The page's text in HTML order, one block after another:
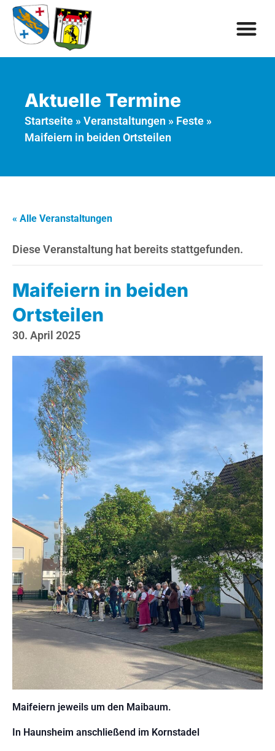
Aktuelle Termine
Startseite » Veranstaltungen » Feste »
Maifeiern in beiden Ortsteilen
« Alle Veranstaltungen
Diese Veranstaltung hat bereits stattgefunden.
Maifeiern in beiden
Ortsteilen
30. April 2025
Maifeiern jeweils um den Maibaum.
In Haunsheim anschließend im Kornstadel